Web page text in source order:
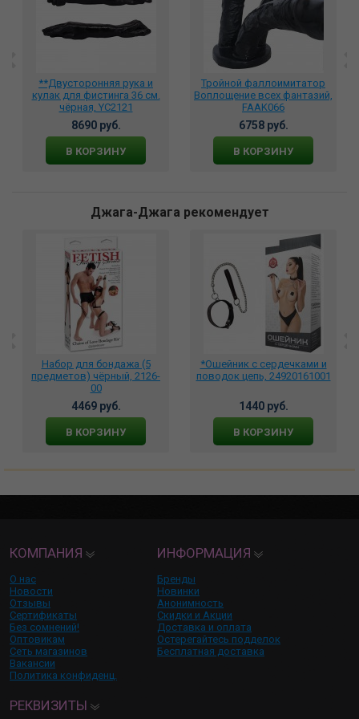
**Двусторонняя рука и
кулак для фистинга 36 см.
чёрная, YC2121
8690 руб.
В КОРЗИНУ
Тройной фаллоимитатор
Воплощение всех фантазий,
FAAK066
6758 руб.
В КОРЗИНУ
Джага-Джага рекомендует
Набор для бондажа (5
предметов) чёрный, 2126-
00
4469 руб.
В КОРЗИНУ
*Ошейник с сердечками и
поводок цепь, 24920161001
1440 руб.
В КОРЗИНУ
КОМПАНИЯ
О нас
Новости
Отзывы
Сертификаты
Без сомнений!
Оптовикам
Сеть магазинов
Вакансии
Политика конфиденц.
ИНФОРМАЦИЯ
Бренды
Новинки
Анонимность
Скидки и Акции
Доставка и оплата
Остерегайтесь подделок
Бесплатная доставка
РЕКВИЗИТЫ